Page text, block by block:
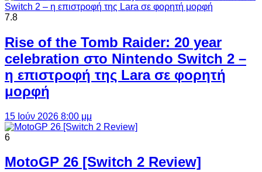
7.8
Rise of the Tomb Raider: 20 year
celebration στο Nintendo Switch 2 –
η επιστροφή της Lara σε φορητή
μορφή
15 Ιούν 2026 8:00 μμ
6
MotoGP 26 [Switch 2 Review]